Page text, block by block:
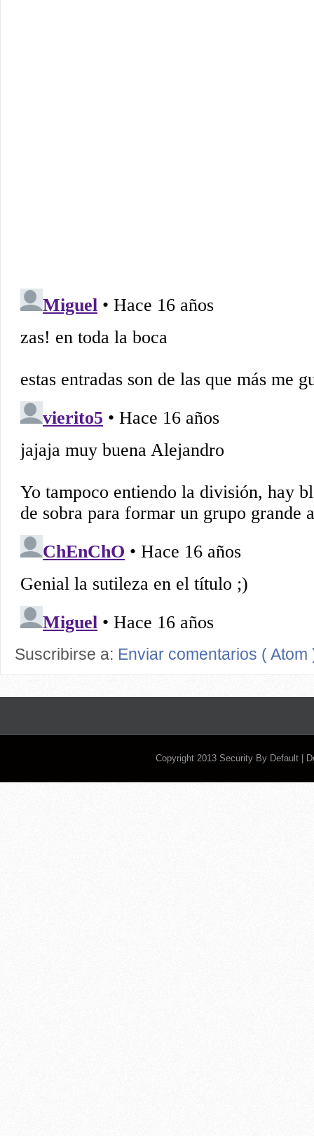
Suscribirse a: Enviar comentarios ( Atom
Copyright 2013 Security By Default |